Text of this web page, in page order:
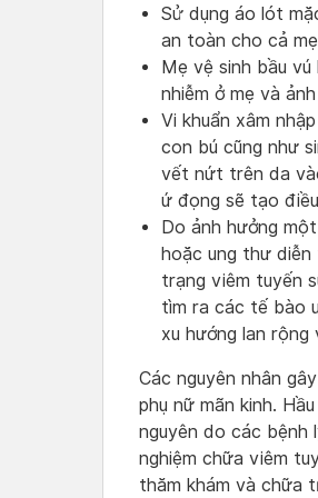
Sử dụng áo lót
an toàn cho cả
Mẹ vệ sinh bầu
nhiễm ở mẹ và
Vi khuẩn xâm
con bú cũng như
vết nứt trên da
ứ đọng sẽ tạo
Do ảnh hưởng
hoặc ung thư
trạng viêm tuyến
tìm ra các tế bào
xu hướng lan rộng
Các nguyên nhân
phụ nữ mãn kinh.
nguyên do các bệnh
nghiệm chữa viêm
thăm khám và chữa